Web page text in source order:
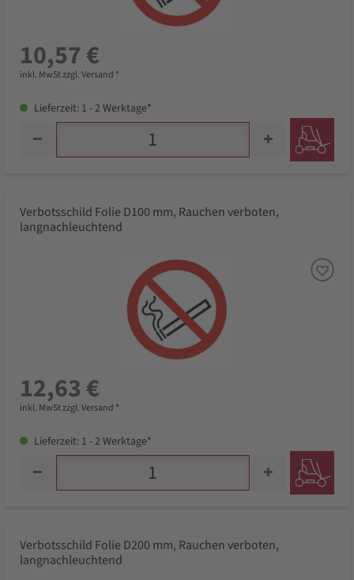
10,57 €
inkl. MwSt zzgl. Versand *
Lieferzeit: 1 - 2 Werktage*
Verbotsschild Folie D100 mm, Rauchen verboten,
langnachleuchtend
12,63 €
inkl. MwSt zzgl. Versand *
Lieferzeit: 1 - 2 Werktage*
Verbotsschild Folie D200 mm, Rauchen verboten,
langnachleuchtend